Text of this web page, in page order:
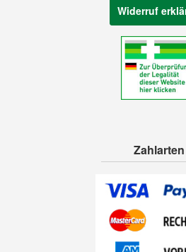
Widerruf
Zahlarten